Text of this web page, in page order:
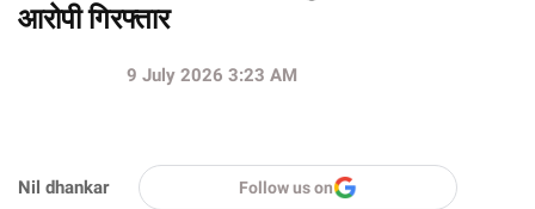
आरोपी गिरफ्तार
Nil dhankar
9 July 2026 3:23 AM
Follow us on